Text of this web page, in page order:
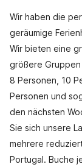
Wir haben die
geräumige
Wir bieten eine
größere Gruppen
8 Personen, 10
Personen und
den nächsten
Sie sich unsere
mehrere
Portugal. Buche